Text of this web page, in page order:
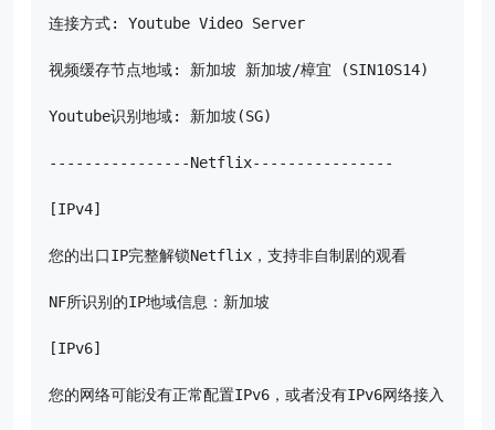
连接方式: Youtube Video Server
视频缓存节点地域: 新加坡 新加坡/樟宜 (SIN10S14)
Youtube识别地域: 新加坡(SG)
----------------Netflix----------------
[IPv4]
您的出口IP完整解锁Netflix，支持非自制剧的观看
NF所识别的IP地域信息：新加坡
[IPv6]
您的网络可能没有正常配置IPv6，或者没有IPv6网络接入